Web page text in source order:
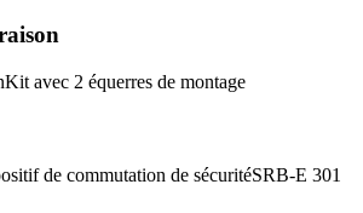
Kit avec 2 équerres de montage
de commutation de sécuritéSRB-E 301